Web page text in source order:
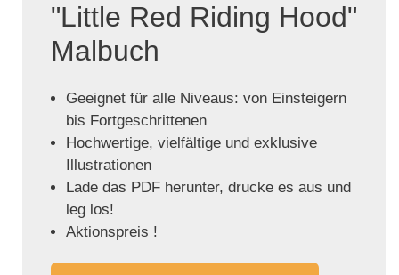
"Little Red Riding Hood"
Malbuch
Geeignet für alle Niveaus: von Einsteigern
bis Fortgeschrittenen
Hochwertige, vielfältige und exklusive
Illustrationen
Lade das PDF herunter, drucke es aus und
leg los!
Aktionspreis !